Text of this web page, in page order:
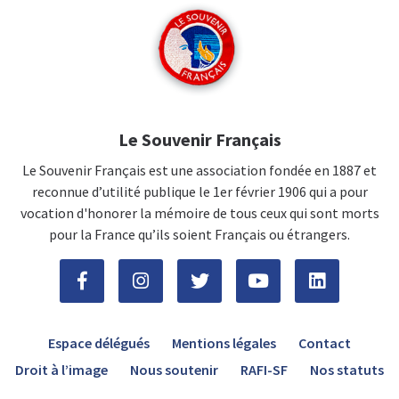
Le Souvenir Français
Le Souvenir Français est une association fondée en 1887 et
reconnue d’utilité publique le 1er février 1906 qui a pour
vocation d'honorer la mémoire de tous ceux qui sont morts
pour la France qu’ils soient Français ou étrangers.
Espace délégués Mentions légales
Contact
Droit à l’image
Nous soutenir RAFI-SF Nos statuts